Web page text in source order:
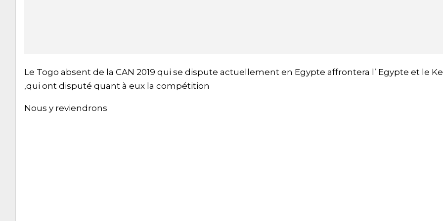
Le Togo absent de la CAN 2019 qui se dispute actuellement en Egypte affrontera l’ Egypte et le
,qui ont disputé quant à eux la compétition
Nous y reviendrons